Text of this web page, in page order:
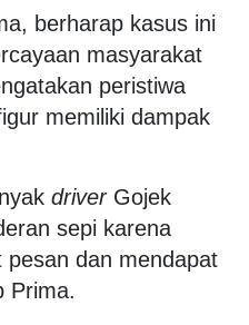
berharap kasus ini
masyarakat
peristiwa
memiliki dampak
driverGojek
sepi karena
dan mendapat
Prima.